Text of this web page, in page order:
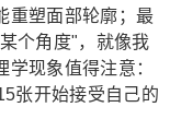
重塑面部轮廓；最
个角度"，就像我
现象值得注意：
张开始接受自己的